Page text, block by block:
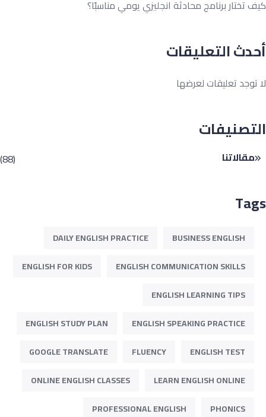
تختار برنامج محادثة انجليزي يومي مناسبًا؟
التعليقات
تعليقات لعرضها
مقالاتنا
BUSINESS ENGLISH
DAILY ENGLISH PRACTICE
ENGLISH COMMUNICATION SKILLS
ENGLISH FOR KIDS
ENGLISH LEARNING TIPS
ENGLISH SPEAKING PRACTICE
ENGLISH STUDY PLAN
ENGLISH TEST
FLUENCY
GOOGLE TRANSLATE
LEARN ENGLISH ONLINE
ONLINE ENGLISH CLASSES
PHONICS
PROFESSIONAL ENGLISH